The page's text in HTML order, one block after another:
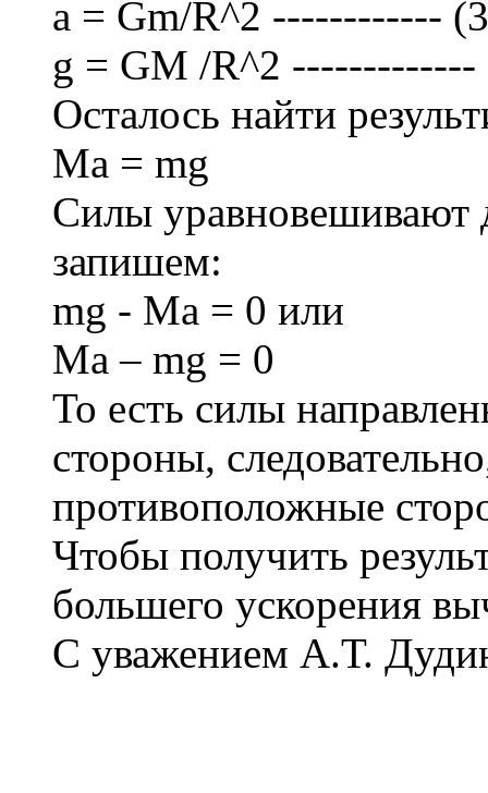
a = Gm/R^2 ------------
g = GM /R^2 -------------
Осталось найти
Ma = mg
Силы уравновешивают
запишем:
mg - Ma = 0 или
Ma – mg = 0
То есть силы
стороны,
противоположные
Чтобы получить
большего ускорения
С уважением А.Т.